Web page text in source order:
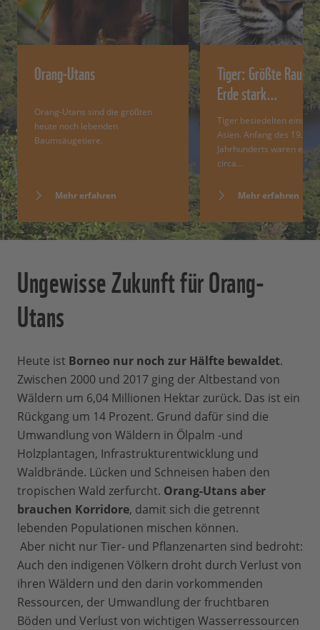
Orang-Utans
Orang-Utans sind die größten
heute noch lebenden
Baumsäugetiere.
Mehr erfahren
Tiger: Größte
Erde stark…
Tiger besiedelten einst
Asien. Anfang des 19.
Jahrhunderts waren es
circa…
Mehr erfahren
Ungewisse Zukunft für Orang-
Utans
Heute ist Borneo nur noch zur Hälfte bewaldet.
Zwischen 2000 und 2017 ging der Altbestand von
Wäldern um 6,04 Millionen Hektar zurück. Das ist ein
Rückgang um 14 Prozent. Grund dafür sind die
Umwandlung von Wäldern in Ölpalm -und
Holzplantagen, Infrastrukturentwicklung und
Waldbrände. Lücken und Schneisen haben den
tropischen Wald zerfurcht. Orang-Utans aber
brauchen Korridore, damit sich die getrennt
lebenden Populationen mischen können.
Aber nicht nur Tier- und Pflanzenarten sind bedroht:
Auch den indigenen Völkern droht durch Verlust von
ihren Wäldern und den darin vorkommenden
Ressourcen, der Umwandlung der fruchtbaren
Böden und Verlust von wichtigen Wasserressourcen